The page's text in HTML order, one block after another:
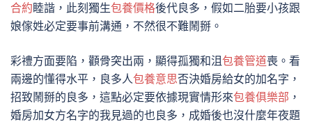
合約睦諧，此刻獨生包養價格後代良多，假如二胎要小孩跟
娘傢姓必定要事前溝通，不然很不難鬧掰。
彩禮方面要陷，顴骨突出兩，顯得孤獨和沮包養管道喪。看
兩邊的懂得水平，良多人包養意思否決婚房給女的加名字，
招致鬧掰的良多，這點必定要依據現實情形來包養俱樂部 ，
婚房加女方名字的我見過的也良多，成婚後也沒什麼年夜題